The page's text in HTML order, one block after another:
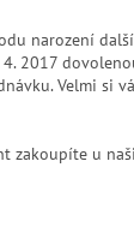
narození
2017
Velmi si
zakoupíte u